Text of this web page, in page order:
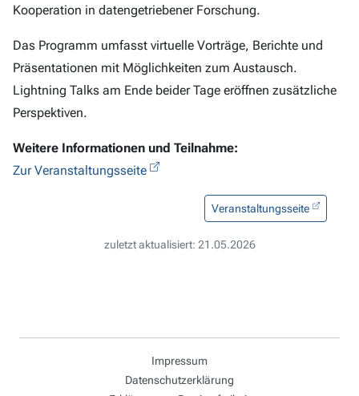
Kooperation in datengetriebener Forschung.
Das Programm umfasst virtuelle Vorträge, Berichte und
Präsentationen mit Möglichkeiten zum Austausch.
Lightning Talks am Ende beider Tage eröffnen zusätzliche
Perspektiven.
Weitere Informationen und Teilnahme:
Zur Veranstaltungsseite
Veranstaltungsseite
zuletzt aktualisiert: 21.05.2026
Impressum
Datenschutzerklärung